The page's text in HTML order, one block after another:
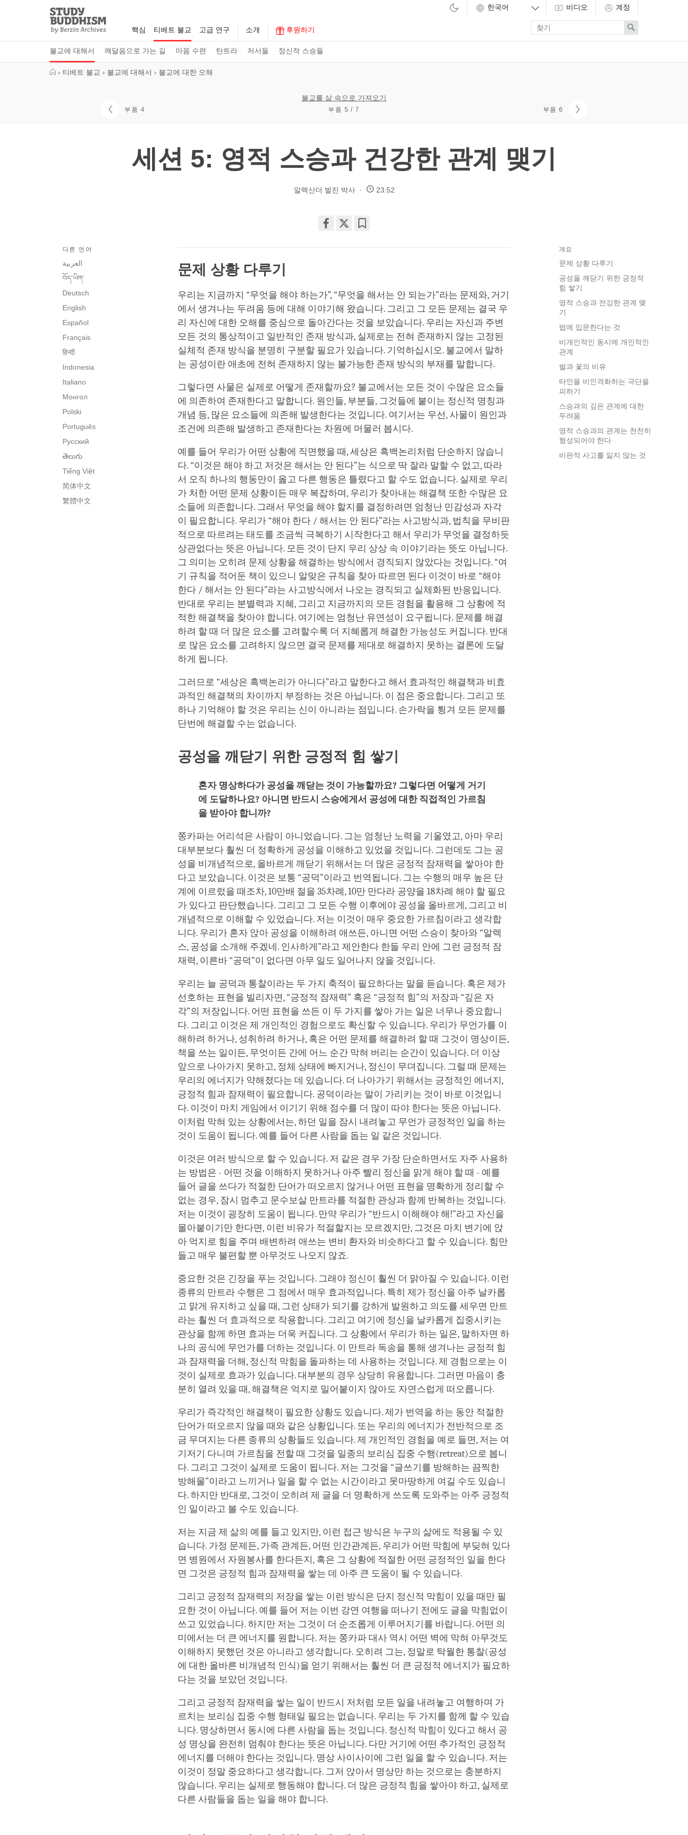
Study
Buddhism
Home
핵심 티베트 불교
불교에 대해서 깨달음으로 가는 길 마음 수련 탄트라 저서들 정신적 스승들
고급 연구 소개 후원하기
비디오 계정
Enter
search
term
Search
› 티베트 불교 › 불교에 대해서 › 불교에 대한 오해
부품 4
불교를 삶 속으로 가져오기
부품 5 / 7 부품 6
세션 5: 영적 스승과 건강한 관계 맺기
알렉산더 벌진 박사 23:52
on
개요
문제 상황 다루기
공성을 깨닫기 위한 긍정적
힘 쌓기
영적 스승과 전강한 관계 맺
기
법에 입문한다는 것
비개인적인 동시에 개인적인
관계
벌과 꽃의 비유
타인을 비인격화하는 극단을
피하기
스승과의 깊은 관계에 대한
두려움
영적 스승과의 관계는 천천히
형성되어야 한다
비판적 사고를 잃지 않는 것
다른 언어
العربية
བོད་ཡིག་
Deutsch
English
Español
Français
हिन्दी
Indonesia
Italiano
Монгол
Polski
Português
Русский
తెలుగు
Tiếng Việt
简体中文
繁體中文
문제 상황 다루기
우리는 지금까지 “무엇을 해야 하는가”, “무엇을 해서는 안 되는가”라는 문제와, 거기
에서 생겨나는 두려움 등에 대해 이야기해 왔습니다. 그리고 그 모든 문제는 결국 우
리 자신에 대한 오해를 중심으로 돌아간다는 것을 보았습니다. 우리는 자신과 주변
모든 것의 통상적이고 일반적인 존재 방식과, 실제로는 전혀 존재하지 않는 고정된
실체적 존재 방식을 분명히 구분할 필요가 있습니다. 기억하십시오. 불교에서 말하
는 공성이란 애초에 전혀 존재하지 않는 불가능한 존재 방식의 부재를 말합니다.
그렇다면 사물은 실제로 어떻게 존재할까요? 불교에서는 모든 것이 수많은 요소들
에 의존하여 존재한다고 말합니다. 원인들, 부분들, 그것들에 붙이는 정신적 명칭과
개념 등, 많은 요소들에 의존해 발생한다는 것입니다. 여기서는 우선, 사물이 원인과
조건에 의존해 발생하고 존재한다는 차원에 머물러 봅시다.
예를 들어 우리가 어떤 상황에 직면했을 때, 세상은 흑백논리처럼 단순하지 않습니
다. “이것은 해야 하고 저것은 해서는 안 된다”는 식으로 딱 잘라 말할 수 없고, 따라
서 오직 하나의 행동만이 옳고 다른 행동은 틀렸다고 할 수도 없습니다. 실제로 우리
가 처한 어떤 문제 상황이든 매우 복잡하며, 우리가 찾아내는 해결책 또한 수많은 요
소들에 의존합니다. 그래서 무엇을 해야 할지를 결정하려면 엄청난 민감성과 자각
이 필요합니다. 우리가 “해야 한다 / 해서는 안 된다”라는 사고방식과, 법칙을 무비판
적으로 따르려는 태도를 조금씩 극복하기 시작한다고 해서 우리가 무엇을 결정하듯
상관없다는 뜻은 아닙니다. 모든 것이 단지 우리 상상 속 이야기라는 뜻도 아닙니다.
그 의미는 오히려 문제 상황을 해결하는 방식에서 경직되지 않았다는 것입니다. “여
기 규칙을 적어둔 책이 있으니 알맞은 규칙을 찾아 따르면 된다 이것이 바로 “해야
한다 / 해서는 안 된다”라는 사고방식에서 나오는 경직되고 실체화된 반응입니다.
반대로 우리는 분별력과 지혜, 그리고 지금까지의 모든 경험을 활용해 그 상황에 적
적한 해결책을 찾아야 합니다. 여기에는 엄청난 유연성이 요구됩니다. 문제를 해결
하려 할 때 더 많은 요소를 고려할수록 더 지혜롭게 해결한 가능성도 커집니다. 반대
로 많은 요소를 고려하지 않으면 결국 문제를 제대로 해결하지 못하는 결론에 도달
하게 됩니다.
그러므로 “세상은 흑백논리가 아니다”라고 말한다고 해서 효과적인 해결책과 비효
과적인 해결책의 차이까지 부정하는 것은 아닙니다. 이 점은 중요합니다. 그리고 또
하나 기억해야 할 것은 우리는 신이 아니라는 점입니다. 손가락을 튕겨 모든 문제를
단번에 해결할 수는 없습니다.
공성을 깨닫기 위한 긍정적 힘 쌓기
혼자 명상하다가 공성을 깨닫는 것이 가능할까요? 그렇다면 어떻게 거기
에 도달하나요? 아니면 반드시 스승에게서 공성에 대한 직접적인 가르침
을 받아야 합니까?
쫑카파는 어리석은 사람이 아니었습니다. 그는 엄청난 노력을 기울였고, 아마 우리
대부분보다 훨씬 더 정확하게 공성을 이해하고 있었을 것입니다. 그런데도 그는 공
성을 비개념적으로, 올바르게 깨닫기 위해서는 더 많은 긍정적 잠재력을 쌓아야 한
다고 보았습니다. 이것은 보통 “공덕”이라고 번역됩니다. 그는 수행의 매우 높은 단
계에 이르렀을 때조차, 10만배 절을 35차례, 10만 만다라 공양을 18차례 해야 할 필요
가 있다고 판단했습니다. 그리고 그 모든 수행 이후에야 공성을 올바르게, 그리고 비
개념적으로 이해할 수 있었습니다. 저는 이것이 매우 중요한 가르침이라고 생각합
니다. 우리가 혼자 앉아 공성을 이해하려 애쓰든, 아니면 어떤 스승이 찾아와 “알렉
스, 공성을 소개해 주겠네. 인사하게”라고 제안한다 한들 우리 안에 그런 긍정적 잠
재력, 이른바 “공덕”이 없다면 아무 일도 일어나지 않을 것입니다.
우리는 늘 공덕과 통찰이라는 두 가지 축적이 필요하다는 말을 듣습니다. 혹은 제가
선호하는 표현을 빌리자면, “긍정적 잠재력” 혹은 “긍정적 힘”의 저장과 “깊은 자
각”의 저장입니다. 어떤 표현을 쓰든 이 두 가지를 쌓아 가는 일은 너무나 중요합니
다. 그리고 이것은 제 개인적인 경험으로도 확신할 수 있습니다. 우리가 무언가를 이
해하려 하거나, 성취하려 하거나, 혹은 어떤 문제를 해결하려 할 때 그것이 명상이든,
책을 쓰는 일이든, 무엇이든 간에 어느 순간 막혀 버리는 순간이 있습니다. 더 이상
앞으로 나아가지 못하고, 정체 상태에 빠지거나, 정신이 무뎌집니다. 그럴 때 문제는
우리의 에너지가 약해졌다는 데 있습니다. 더 나아가기 위해서는 긍정적인 에너지,
긍정적 힘과 잠재력이 필요합니다. 공덕이라는 말이 가리키는 것이 바로 이것입니
다. 이것이 마치 게임에서 이기기 위해 점수를 더 많이 따야 한다는 뜻은 아닙니다.
이처럼 막혀 있는 상황에서는, 하던 일을 잠시 내려놓고 무언가 긍정적인 일을 하는
것이 도움이 됩니다. 예를 들어 다른 사람을 돕는 일 같은 것입니다.
이것은 여러 방식으로 할 수 있습니다. 저 같은 경우 가장 단순하면서도 자주 사용하
는 방법은 - 어떤 것을 이해하지 못하거나 아주 빨리 정신을 맑게 해야 할 때 - 예를
들어 글을 쓰다가 적절한 단어가 떠오르지 않거나 어떤 표현을 명확하게 정리할 수
없는 경우, 잠시 멈추고 문수보살 만트라를 적절한 관상과 함께 반복하는 것입니다.
저는 이것이 굉장히 도움이 됩니다. 만약 우리가 “반드시 이해해야 해!”라고 자신을
몰아붙이기만 한다면, 이런 비유가 적절할지는 모르겠지만, 그것은 마치 변기에 앉
아 억지로 힘을 주며 배변하려 애쓰는 변비 환자와 비슷하다고 할 수 있습니다. 힘만
들고 매우 불편할 뿐 아무것도 나오지 않죠.
중요한 것은 긴장을 푸는 것입니다. 그래야 정신이 훨씬 더 맑아질 수 있습니다. 이런
종류의 만트라 수행은 그 점에서 매우 효과적입니다. 특히 제가 정신을 아주 날카롭
고 맑게 유지하고 싶을 때, 그런 상태가 되기를 강하게 발원하고 의도를 세우면 만트
라는 훨씬 더 효과적으로 작용합니다. 그리고 여기에 정신을 날카롭게 집중시키는
관상을 함께 하면 효과는 더욱 커집니다. 그 상황에서 우리가 하는 일은, 말하자면 하
나의 공식에 무언가를 더하는 것입니다. 이 만트라 독송을 통해 생겨나는 긍정적 힘
과 잠재력을 더해, 정신적 막힘을 돌파하는 데 사용하는 것입니다. 제 경험으로는 이
것이 실제로 효과가 있습니다. 대부분의 경우 상당히 유용합니다. 그러면 마음이 충
분히 열려 있을 때, 해결책은 억지로 밀어붙이지 않아도 자연스럽게 떠오릅니다.
우리가 즉각적인 해결책이 필요한 상황도 있습니다. 제가 번역을 하는 동안 적절한
단어가 떠오르지 않을 때와 같은 상황입니다. 또는 우리의 에너지가 전반적으로 조
금 무뎌지는 다른 종류의 상황들도 있습니다. 제 개인적인 경험을 예로 들면, 저는 여
기저기 다니며 가르침을 전할 때 그것을 일종의 보리심 집중 수행(retreat)으로 봅니
다. 그리고 그것이 실제로 도움이 됩니다. 저는 그것을 “글쓰기를 방해하는 끔찍한
방해물”이라고 느끼거나 일을 할 수 없는 시간이라고 못마땅하게 여길 수도 있습니
다. 하지만 반대로, 그것이 오히려 제 글을 더 명확하게 쓰도록 도와주는 아주 긍정적
인 일이라고 볼 수도 있습니다.
저는 지금 제 삶의 예를 들고 있지만, 이런 접근 방식은 누구의 삶에도 적용될 수 있
습니다. 가정 문제든, 가족 관계든, 어떤 인간관계든, 우리가 어떤 막힘에 부딪혀 있다
면 병원에서 자원봉사를 한다든지, 혹은 그 상황에 적절한 어떤 긍정적인 일을 한다
면 그것은 긍정적 힘과 잠재력을 쌓는 데 아주 큰 도움이 될 수 있습니다.
그리고 긍정적 잠재력의 저장을 쌓는 이런 방식은 단지 정신적 막힘이 있을 때만 필
요한 것이 아닙니다. 예를 들어 저는 이번 강연 여행을 떠나기 전에도 글을 막힘없이
쓰고 있었습니다. 하지만 저는 그것이 더 순조롭게 이루어지기를 바랍니다. 어떤 의
미에서는 더 큰 에너지를 원합니다. 저는 쫑카파 대사 역시 어떤 벽에 막혀 아무것도
이해하지 못했던 것은 아니라고 생각합니다. 오히려 그는, 정말로 탁월한 통찰(공성
에 대한 올바른 비개념적 인식)을 얻기 위해서는 훨씬 더 큰 긍정적 에너지가 필요하
다는 것을 보았던 것입니다.
그리고 긍정적 잠재력을 쌓는 일이 반드시 저처럼 모든 일을 내려놓고 여행하며 가
르치는 보리심 집중 수행 형태일 필요는 없습니다. 우리는 두 가지를 함께 할 수 있습
니다. 명상하면서 동시에 다른 사람을 돕는 것입니다. 정신적 막힘이 있다고 해서 공
성 명상을 완전히 멈춰야 한다는 뜻은 아닙니다. 다만 거기에 어떤 추가적인 긍정적
에너지를 더해야 한다는 것입니다. 명상 사이사이에 그런 일을 할 수 있습니다. 저는
이것이 정말 중요하다고 생각합니다. 그저 앉아서 명상만 하는 것으로는 충분하지
않습니다. 우리는 실제로 행동해야 합니다. 더 많은 긍정적 힘을 쌓아야 하고, 실제로
다른 사람들을 돕는 일을 해야 합니다.